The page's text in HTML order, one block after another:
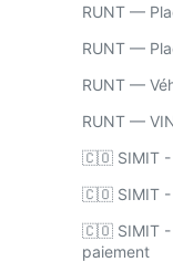
RUNT —
RUNT —
RUNT —
RUNT —
🇨🇴 SIMIT -
🇨🇴 SIMIT -
🇨🇴 SIMIT -
paiement